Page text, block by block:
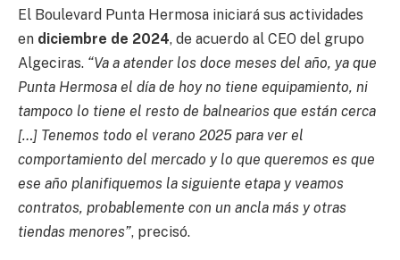
El Boulevard Punta Hermosa iniciará sus actividades
en diciembre de 2024, de acuerdo al CEO del grupo
Algeciras. “Va a atender los doce meses del año, ya que
Punta Hermosa el día de hoy no tiene equipamiento, ni
tampoco lo tiene el resto de balnearios que están cerca
[…] Tenemos todo el verano 2025 para ver el
comportamiento del mercado y lo que queremos es que
ese año planifiquemos la siguiente etapa y veamos
contratos, probablemente con un ancla más y otras
tiendas menores”, precisó.